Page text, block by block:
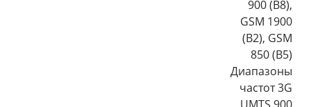
900 (B8),
GSM 1900
(B2), GSM
850 (B5)
Диапазоны
частот 3G